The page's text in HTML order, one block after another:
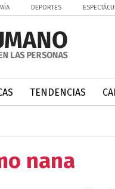
DEPORTES
TENDENCIAS
nana